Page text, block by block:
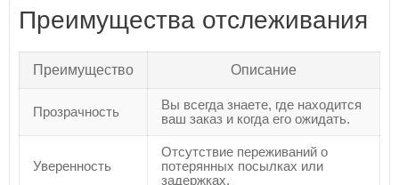
Преимущества отслеживания
Преимущество Описание
Прозрачность
Вы всегда знаете, где находится
ваш заказ и когда его ожидать.
Уверенность
Отсутствие переживаний о
потерянных посылках или
задержках.